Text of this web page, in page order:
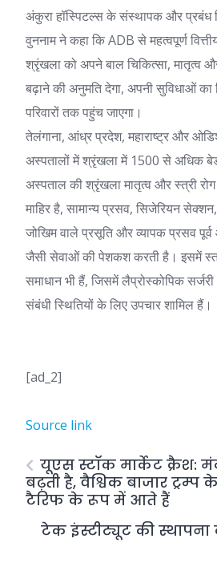
अंकुरा हॉस्पिटल्स के संस्थापक और प्रबंध
वुननाम ने कहा कि ADB से महत्वपूर्ण
श्रृंखला को अपने बाल चिकित्सा, मातृत्व
बढ़ाने की अनुमति देगा, अपनी सुविधाओं
परिवारों तक पहुंच जाएगा।
तेलंगाना, आंध्र प्रदेश, महाराष्ट्र और
अस्पतालों में श्रृंखला में 1500 से अधिक
अस्पताल की श्रृंखला मातृत्व और स्त्री
माहिर है, सामान्य प्रसव, सिजेरियन
जोखिम वाले प्रसूति और व्यापक प्रसव
जैसी सेवाओं की पेशकश करती है। इसमें
समाधान भी हैं, जिसमें लैप्रोस्कोपिक सर्जरी
संबंधी स्थितियों के लिए उपचार शामिल हैं।
[ad_2]
Source link
यूएस स्टॉक मार्केट क्रैश:
बढ़ती है, वैश्विक बाजार ट्रम्प
टैरिफ के रूप में आते हैं
टेक इंस्टीट्यूट की